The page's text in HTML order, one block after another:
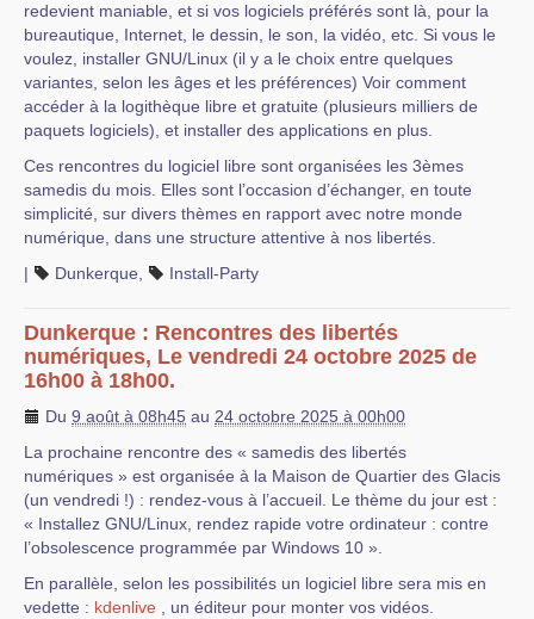
redevient maniable, et si vos logiciels préférés sont là, pour la
bureautique, Internet, le dessin, le son, la vidéo, etc. Si vous le
voulez, installer GNU/Linux (il y a le choix entre quelques
variantes, selon les âges et les préférences) Voir comment
accéder à la logithèque libre et gratuite (plusieurs milliers de
paquets logiciels), et installer des applications en plus.
Ces rencontres du logiciel libre sont organisées les 3èmes
samedis du mois. Elles sont l’occasion d’échanger, en toute
simplicité, sur divers thèmes en rapport avec notre monde
numérique, dans une structure attentive à nos libertés.
|
Dunkerque Install-Party
Dunkerque : Rencontres des libertés
numériques, Le vendredi 24 octobre 2025 de
16h00 à 18h00.
Du 9 août à 08h45 au 24 octobre 2025 à 00h00
La prochaine rencontre des « samedis des libertés
numériques » est organisée à la Maison de Quartier des Glacis
(un vendredi !) : rendez-vous à l’accueil. Le thème du jour est :
« Installez GNU/Linux, rendez rapide votre ordinateur : contre
l’obsolescence programmée par Windows 10 ».
En parallèle, selon les possibilités un logiciel libre sera mis en
vedette : kdenlive , un éditeur pour monter vos vidéos.